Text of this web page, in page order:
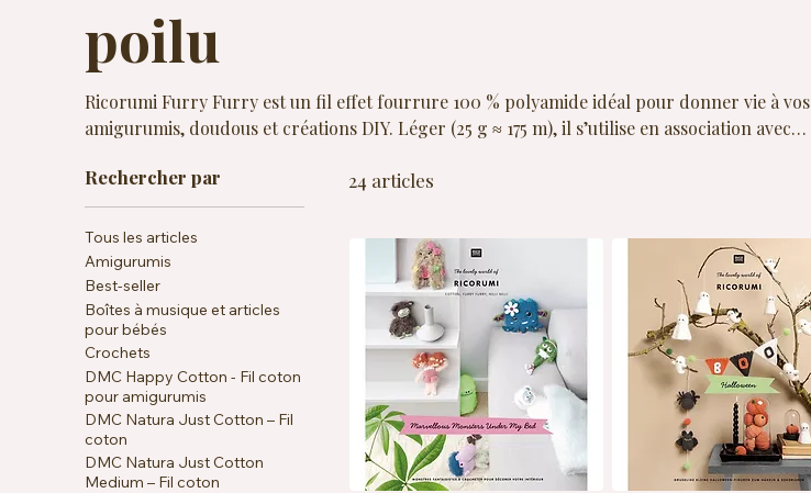
poilu
Ricorumi Furry Furry est un fil effet fourrure 100 % polyamide idéal pour donner vie à vos
amigurumis, doudous et créations DIY. Léger (25 g ≈ 175 m), il s’utilise en association avec
machine à froid, il est disponible dans de nombreuses couleurs pour personnaliser vos
peluches, animaux ou accessoires déco. Parfait pour ajouter une touche duveteuse et
originale à vos projets créatifs faits main.
Rechercher par
Tous les articles
Amigurumis
Best-seller
Boîtes à musique et articles
pour bébés
Crochets
DMC Happy Cotton - Fil coton
pour amigurumis
DMC Natura Just Cotton – Fil
coton
DMC Natura Just Cotton
Medium – Fil coton
24 articles